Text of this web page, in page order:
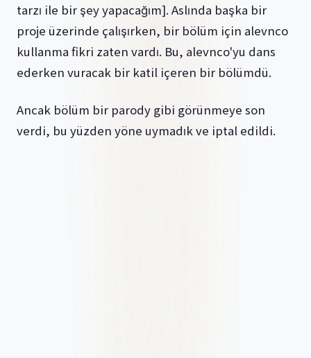
tarzı ile bir şey yapacağım]. Aslında başka bir
proje üzerinde çalışırken, bir bölüm için alevnco
kullanma fikri zaten vardı. Bu, alevnco'yu dans
ederken vuracak bir katil içeren bir bölümdü.
Ancak bölüm bir parody gibi görünmeye son
verdi, bu yüzden yöne uymadık ve iptal edildi.